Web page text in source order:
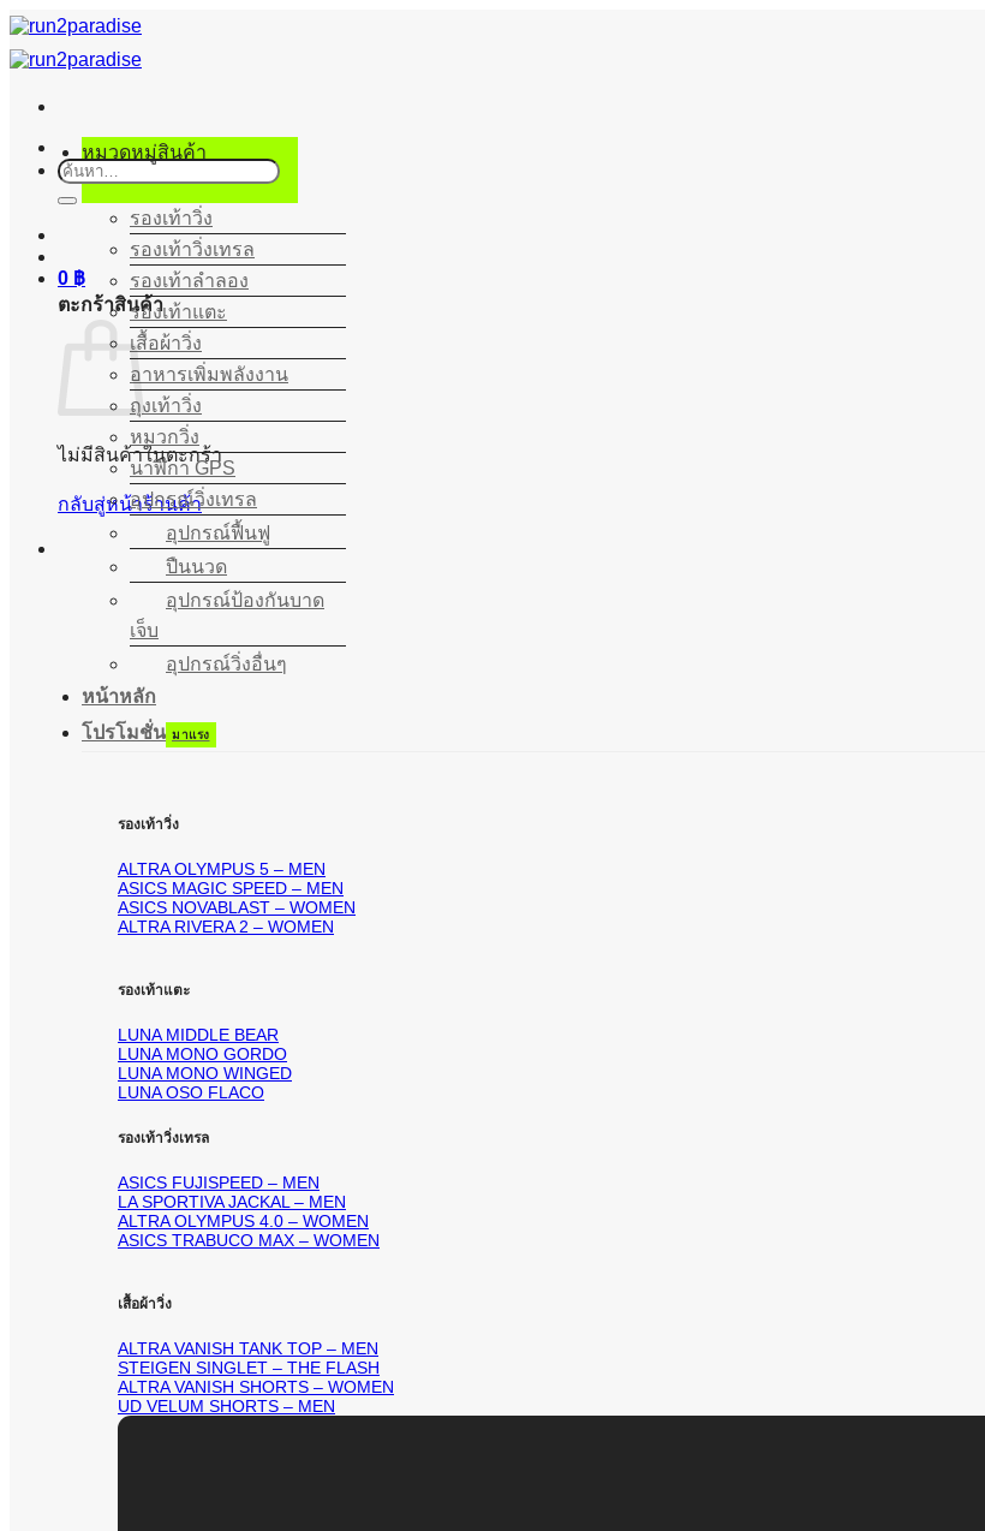
ข้าม
ไป
เนื้อหา
ค้นหา:
0 ฿
ตะกร้าสินค้า
ไม่มีสินค้าในตะกร้า
กลับสู่หน้าร้านค้า
หมวดหมู่สินค้า
รองเท้าวิ่ง
รองเท้าวิ่งเทรล
รองเท้าลำลอง
รองเท้าแตะ
เสื้อผ้าวิ่ง
อาหารเพิ่มพลังงาน
ถุงเท้าวิ่ง
หมวกวิ่ง
นาฬิกา GPS
อุปกรณ์วิ่งเทรล
อุปกรณ์ฟื้นฟู
ปืนนวด
อุปกรณ์ป้องกันบาด
เจ็บ
อุปกรณ์วิ่งอื่นๆ
หน้าหลัก
โปรโมชั่น
รองเท้าวิ่ง
ALTRA OLYMPUS 5 – MEN
ASICS MAGIC SPEED – MEN
ASICS NOVABLAST – WOMEN
ALTRA RIVERA 2 – WOMEN
รองเท้าแตะ
LUNA MIDDLE BEAR
LUNA MONO GORDO
LUNA MONO WINGED
LUNA OSO FLACO
รองเท้าวิ่งเทรล
ASICS FUJISPEED – MEN
LA SPORTIVA JACKAL – MEN
ALTRA OLYMPUS 4.0 – WOMEN
ASICS TRABUCO MAX – WOMEN
เสื้อผ้าวิ่ง
ALTRA VANISH TANK TOP – MEN
STEIGEN SINGLET – THE FLASH
ALTRA VANISH SHORTS – WOMEN
UD VELUM SHORTS – MEN